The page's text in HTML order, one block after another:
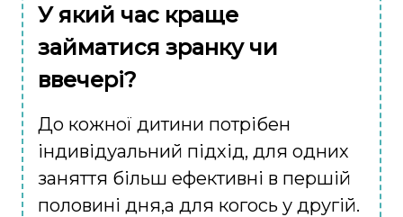
У який час краще
займатися зранку чи
ввечері?
До кожної дитини потрібен
індивідуальний підхід, для одних
заняття більш ефективні в першій
половині дня,а для когось у другій.